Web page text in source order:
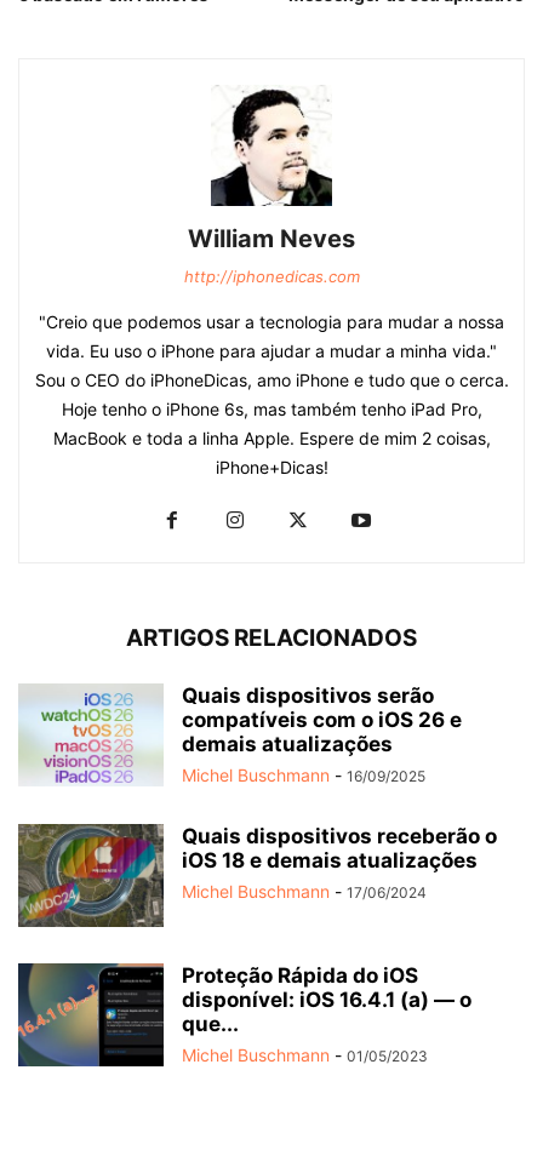
William Neves
http://iphonedicas.com
"Creio que podemos usar a tecnologia para mudar a nossa
vida. Eu uso o iPhone para ajudar a mudar a minha vida."
Sou o CEO do iPhoneDicas, amo iPhone e tudo que o cerca.
Hoje tenho o iPhone 6s, mas também tenho iPad Pro,
MacBook e toda a linha Apple. Espere de mim 2 coisas,
iPhone+Dicas!
ARTIGOS RELACIONADOS
Quais dispositivos serão
compatíveis com o iOS 26 e
demais atualizações
Michel Buschmann - 16/09/2025
Quais dispositivos receberão o
iOS 18 e demais atualizações
Michel Buschmann - 17/06/2024
Proteção Rápida do iOS
disponível: iOS 16.4.1 (a) — o
que...
Michel Buschmann - 01/05/2023